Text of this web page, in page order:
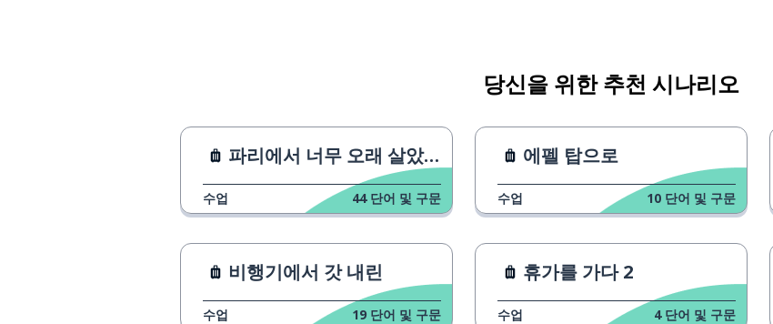
당신을 위한 추천 시나리오
파리에서 너무 오래 살았다
수업 44 단어 및 구문
에펠 탑으로
수업 10 단어 및 구문
비행기에서 갓 내린
수업 19 단어 및 구문
휴가를 가다 2
수업 4 단어 및 구문